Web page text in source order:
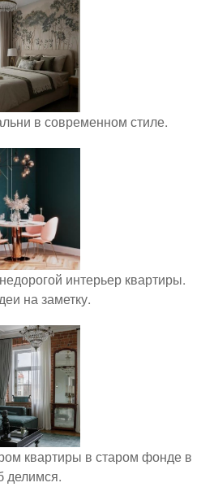
в современном стиле.
интерьер квартиры.
на заметку.
квартиры в старом фонде в
делимся.